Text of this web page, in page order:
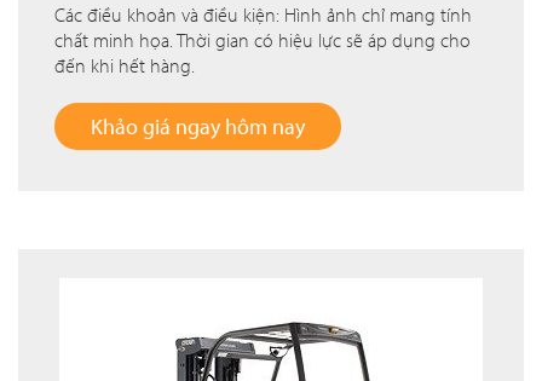
Các điều khoản và điều kiện: Hình ảnh chỉ mang tính
chất minh họa. Thời gian có hiệu lực sẽ áp dụng cho
đến khi hết hàng.
Khảo giá ngay hôm nay